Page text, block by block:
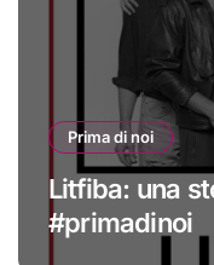
Prima di noi
Litfiba: una
#primadinoi